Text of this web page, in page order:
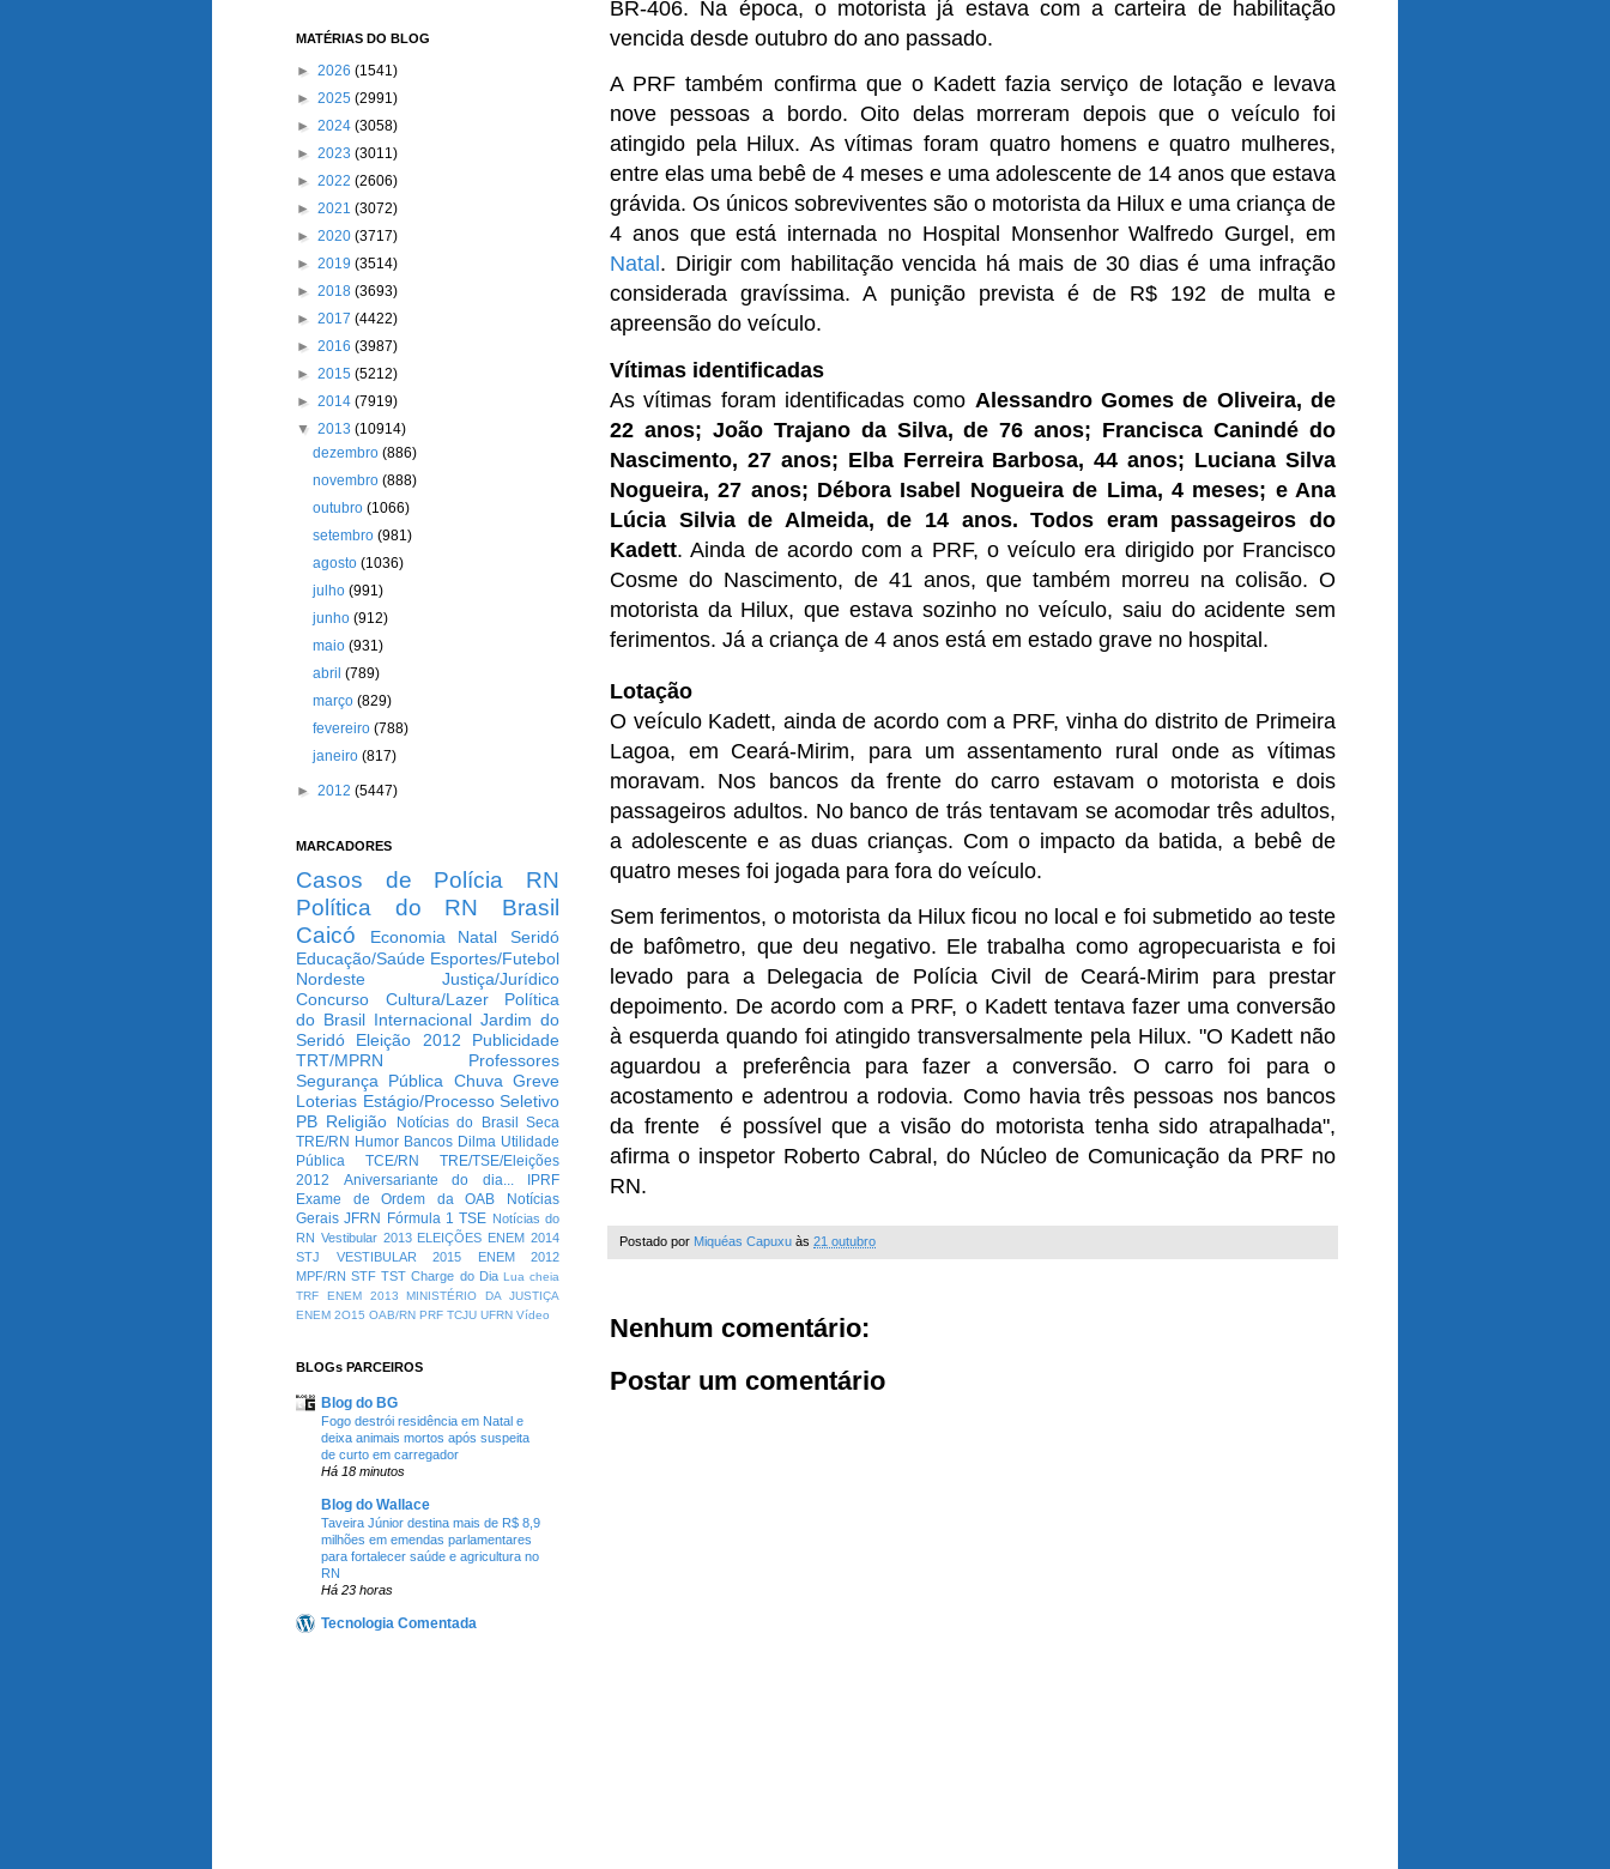
BR-406. Na época, o motorista já estava com a carteira de habilitação
vencida desde outubro do ano passado.
A PRF também confirma que o Kadett fazia serviço de lotação e levava
nove pessoas a bordo. Oito delas morreram depois que o veículo foi
atingido pela Hilux. As vítimas foram quatro homens e quatro mulheres,
entre elas uma bebê de 4 meses e uma adolescente de 14 anos que estava
grávida. Os únicos sobreviventes são o motorista da Hilux e uma criança de
4 anos que está internada no Hospital Monsenhor Walfredo Gurgel, em
Natal . Dirigir com habilitação vencida há mais de 30 dias é uma infração
considerada gravíssima. A punição prevista é de R$ 192 de multa e
apreensão do veículo.
Vítimas identificadas
As vítimas foram identificadas como Alessandro Gomes de Oliveira, de
22 anos; João Trajano da Silva, de 76 anos; Francisca Canindé do
Nascimento, 27 anos; Elba Ferreira Barbosa, 44 anos; Luciana Silva
Nogueira, 27 anos; Débora Isabel Nogueira de Lima, 4 meses; e Ana
Lúcia Silvia de Almeida, de 14 anos. Todos eram passageiros do
Kadett. Ainda de acordo com a PRF, o veículo era dirigido por Francisco
Cosme do Nascimento, de 41 anos, que também morreu na colisão. O
motorista da Hilux, que estava sozinho no veículo, saiu do acidente sem
ferimentos. Já a criança de 4 anos está em estado grave no hospital.
Lotação
O veículo Kadett, ainda de acordo com a PRF, vinha do distrito de Primeira
Lagoa, em Ceará-Mirim, para um assentamento rural onde as vítimas
moravam. Nos bancos da frente do carro estavam o motorista e dois
passageiros adultos. No banco de trás tentavam se acomodar três adultos,
a adolescente e as duas crianças. Com o impacto da batida, a bebê de
quatro meses foi jogada para fora do veículo.
Sem ferimentos, o motorista da Hilux ficou no local e foi submetido ao teste
de bafômetro, que deu negativo. Ele trabalha como agropecuarista e foi
levado para a Delegacia de Polícia Civil de Ceará-Mirim para prestar
depoimento. De acordo com a PRF, o Kadett tentava fazer uma conversão
à esquerda quando foi atingido transversalmente pela Hilux. "O Kadett não
aguardou a preferência para fazer a conversão. O carro foi para o
acostamento e adentrou a rodovia. Como havia três pessoas nos bancos
da frente é possível que a visão do motorista tenha sido atrapalhada",
afirma o inspetor Roberto Cabral, do Núcleo de Comunicação da PRF no
RN.
Postado por Miquéas Capuxu às 21 outubro
Nenhum comentário:
Postar um comentário
MATÉRIAS DO BLOG
► 2026 (1541)
► 2025 (2991)
► 2024 (3058)
► 2023 (3011)
► 2022 (2606)
► 2021 (3072)
► 2020 (3717)
► 2019 (3514)
► 2018 (3693)
► 2017 (4422)
► 2016 (3987)
► 2015 (5212)
► 2014 (7919)
▼ 2013 (10914)
dezembro(886)
novembro(888)
outubro(1066)
setembro(981)
agosto(1036)
julho(991)
junho(912)
maio(931)
abril(789)
março(829)
fevereiro(788)
janeiro(817)
► 2012 (5447)
MARCADORES
Casos de Polícia
RN
Política do RN
Brasil
Caicó
Economia Natal
Seridó
Educação/Saúde Esportes/Futebol
Nordeste
Justiça/Jurídico
Concurso
Cultura/Lazer
Política
do Brasil Internacional Jardim do
Seridó
Eleição 2012
Publicidade
TRT/MPRN
Professores
Segurança Pública Chuva Greve
Loterias Estágio/Processo Seletivo
PB Religião Notícias do Brasil
Seca
TRE/RN Humor Bancos Dilma Utilidade
Pública
TCE/RN
TRE/TSE/Eleições
2012
Aniversariante do dia...
IPRF
Exame de Ordem da OAB
Notícias
Gerais JFRN Fórmula 1 TSE Notícias do
RN Vestibular 2013 ELEIÇÕES ENEM 2014
STJ
VESTIBULAR 2015
ENEM 2012
MPF/RN STF TST Charge do Dia Lua cheia
TRF
ENEM 2013
MINISTÉRIO DA JUSTIÇA
ENEM 2O15 OAB/RN PRF TCJU UFRN Vídeo
BLOGs PARCEIROS
Blog do BG
Fogo destrói residência em Natal e
deixa animais mortos após suspeita
de curto em carregador
Há 18 minutos
Blog do Wallace
Taveira Júnior destina mais de R$ 8,9
milhões em emendas parlamentares
para fortalecer saúde e agricultura no
RN
Há 23 horas
Tecnologia Comentada